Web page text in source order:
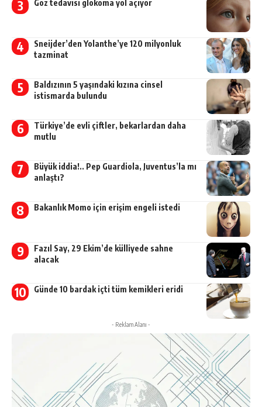
Göz tedavisi glokoma yol açıyor
Sneijder’den Yolanthe’ye 120 milyonluk
tazminat
Baldızının 5 yaşındaki kızına cinsel
istismarda bulundu
Türkiye’de evli çiftler, bekarlardan daha
mutlu
Büyük iddia!.. Pep Guardiola, Juventus’la mı
anlaştı?
Bakanlık Momo için erişim engeli istedi
Fazıl Say, 29 Ekim’de külliyede sahne
alacak
Günde 10 bardak içti tüm kemikleri eridi
- Reklam Alanı -